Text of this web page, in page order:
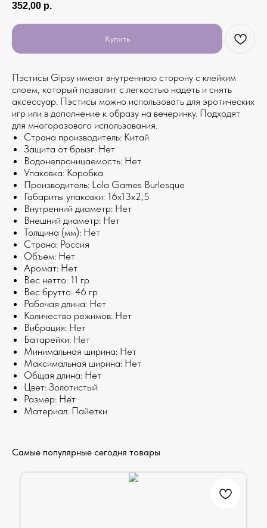
352,00 р.
Купить
Пэстисы Gipsy имеют внутреннюю сторону с клейким
слоем, который позволит c легкостью надеть и снять
аксессуар. Пэстисы можно использовать для эротических
игр или в дополнение к образу на вечеринку. Подходят
для многоразового использования.
Страна производитель: Китай
Защита от брызг: Нет
Водонепроницаемость: Нет
Упаковка: Коробка
Производитель: Lola Games Burlesque
Габариты упаковки: 16x13x2,5
Внутренний диаметр: Нет
Внешний диаметр: Нет
Толщина (мм): Нет
Страна: Россия
Объем: Нет
Аромат: Нет
Веc нетто: 11 гр
Веc брутто: 46 гр
Рабочая длина: Нет
Количество режимов: Нет
Вибрация: Нет
Батарейки: Нет
Минимальная ширина: Нет
Максимальная ширина: Нет
Общая длина: Нет
Цвет: Золотистый
Размер: Нет
Материал: Пайетки
Самые популярные сегодня товары